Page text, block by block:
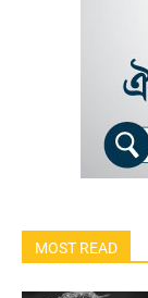
MOST READ